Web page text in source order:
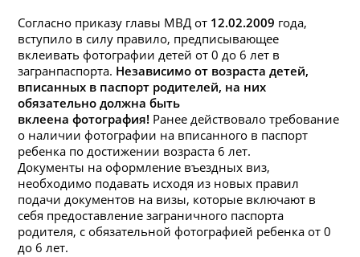
Согласно приказу главы МВД от 12.02.2009 года,
вступило в силу правило, предписывающее
вклеивать фотографии детей от 0 до 6 лет в
загранпаспорта. Независимо от возраста детей,
вписанных в паспорт родителей, на них
обязательно должнабыть
вклеена фотография! Ранее действовало требование
о наличии фотографии на вписанного в паспорт
ребенка по достижении возраста 6 лет.
Документы на оформление въездных виз,
необходимо подавать исходя из новых правил
подачи документов на визы, которые включают в
себя предоставление заграничного паспорта
родителя, с обязательной фотографией ребенка от 0
до 6 лет.